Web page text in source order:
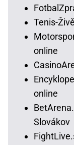
Tenis-
online
online
Slovákov